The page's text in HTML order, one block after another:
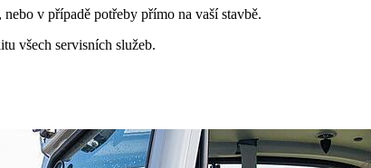
v případě potřeby přímo na vaší stavbě.
všech servisních služeb.